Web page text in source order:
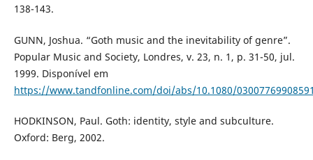
138-143.
GUNN, Joshua. “Goth music and the inevitability of genre”.
Popular Music and Society, Londres, v. 23, n. 1, p. 31-50, jul.
1999. Disponível em
https://www.tandfonline.com/doi/abs/10.1080/
HODKINSON, Paul. Goth: identity, style and subculture.
Oxford: Berg, 2002.